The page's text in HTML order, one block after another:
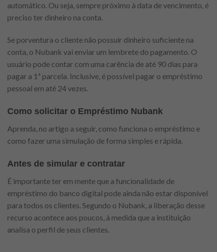
automático. Ou seja, sempre próximo à data de vencimento, é
preciso ter dinheiro na conta.
Se porventura o cliente não possuir dinheiro suficiente na
conta, o Nubank vai enviar um lembrete do pagamento. O
usuário pode contar com uma carência de até 90 dias para
pagar a 1ª parcela. Inclusive, é possível pagar o empréstimo
pessoal em até 24 vezes.
Como solicitar o Empréstimo Nubank
Aprenda, no artigo a seguir, como funciona o empréstimo e
como fazer uma simulação de forma simples e rápida.
Antes de simular e contratar
É importante ter em mente que a funcionalidade de
empréstimo do banco digital pode ainda não estar disponível
para todos os clientes. Segundo o Nubank, a liberação desse
recurso acontece aos poucos, à medida que a instituição
analisa o perfil de seus clientes.